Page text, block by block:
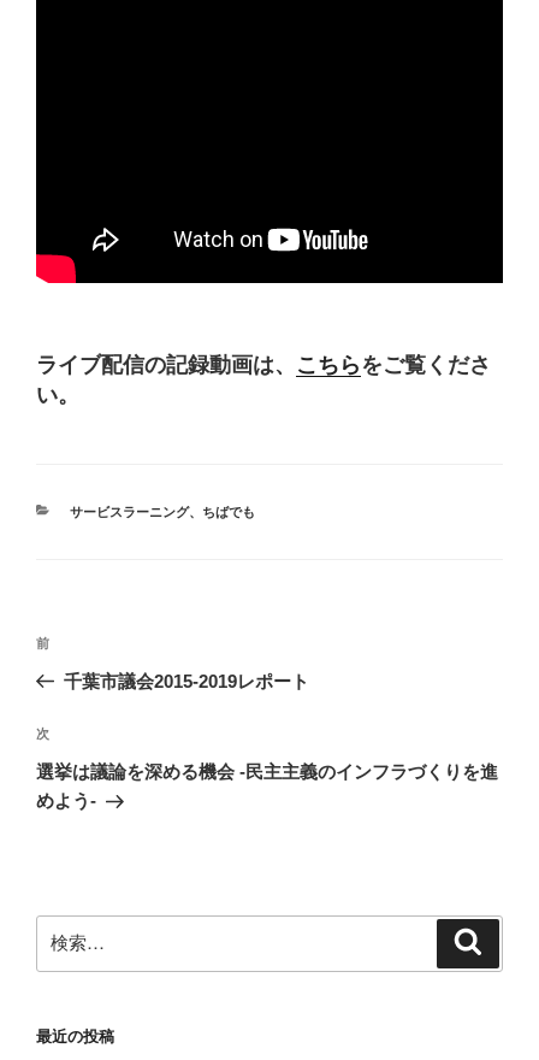
ライブ配信の記録動画は、 こちら をご覧くださ
い。
カ
サービスラーニング、 ちばでも
投
ビ
ゲ
ー
前
の
稿
前
千葉市議会2015‐2019レポート
次
の
投
次
選挙は議論を深める機会 -民主主義のインフラづくりを進
めよう-
索:
最近の投稿